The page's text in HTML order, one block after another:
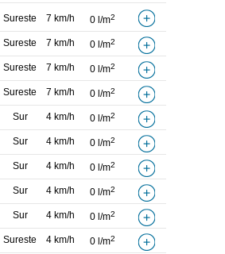
Sureste 7 km/h 0 l/m2
Sureste 7 km/h 0 l/m2
Sureste 7 km/h 0 l/m2
Sureste 7 km/h 0 l/m2
Sur 4 km/h 0 l/m2
Sur 4 km/h 0 l/m2
Sur 4 km/h 0 l/m2
Sur 4 km/h 0 l/m2
Sur 4 km/h 0 l/m2
Sureste 4 km/h 0 l/m2